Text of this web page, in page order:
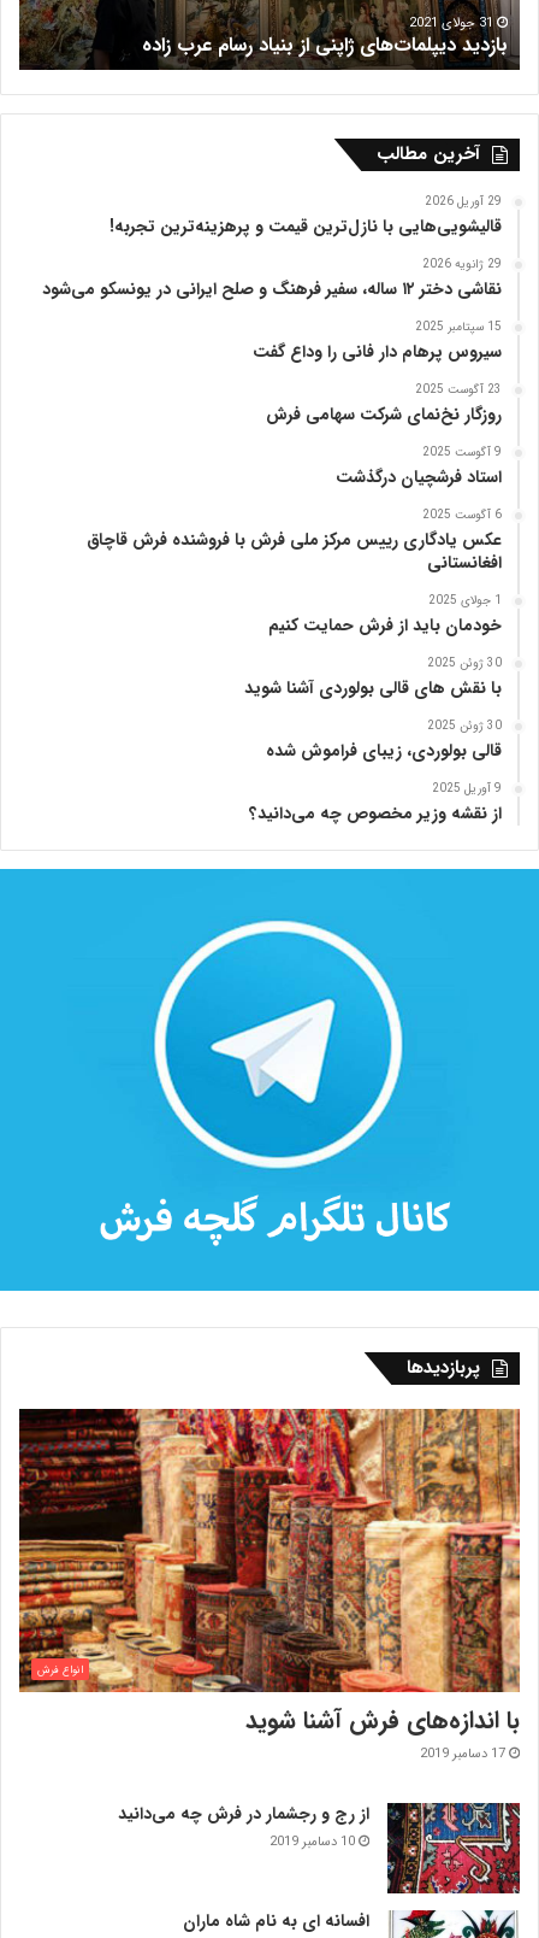
16 جولای 2021
فرش هریس
ر
ی
آخرین مطالب
29 آوریل 2026
قالیشویی‌هایی با نازل‌ترین قیمت و پرهزینه‌ترین تجربه!
29 ژانویه 2026
نقاشی دختر ۱۲ ساله، سفیر فرهنگ و صلح ایرانی در یونسکو می‌شود
15 سپتامبر 2025
سیروس پرهام دار فانی را وداع گفت
23 آگوست 2025
روزگار نخ‌نمای شرکت سهامی فرش
9 آگوست 2025
استاد فرشچیان درگذشت
6 آگوست 2025
عکس یادگاری رییس مرکز ملی فرش با فروشنده فرش قاچاق
افغانستانی
1 جولای 2025
خودمان باید از فرش حمایت کنیم
30 ژوئن 2025
با نقش های قالی بولوردی آشنا شوید
30 ژوئن 2025
قالی بولوردی، زیبای فراموش شده
9 آوریل 2025
از نقشه وزیر مخصوص چه می‌دانید؟
پربازدیدها
انواع فرش
با اندازه‌‌های فرش آشنا شوید
17 دسامبر 2019
از رج و رجشمار در فرش چه می‌دانید
10 دسامبر 2019
افسانه ای به نام شاه ماران